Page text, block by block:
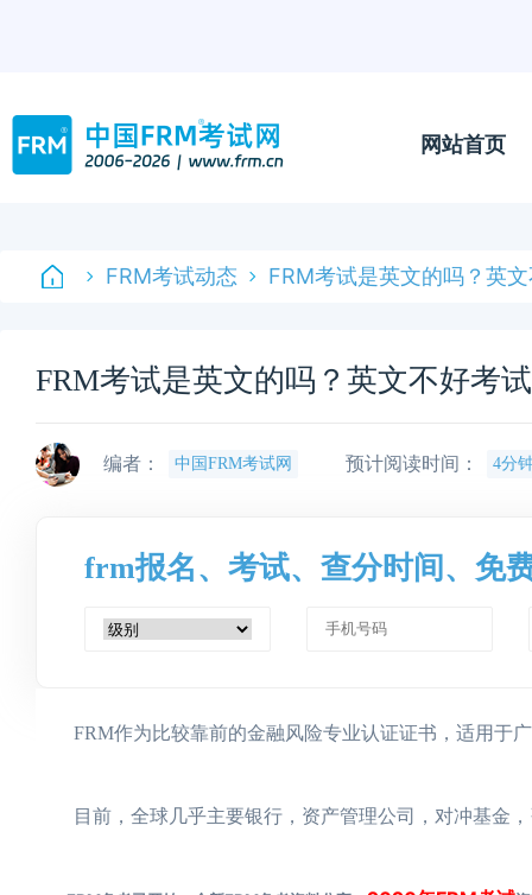
网站首页
FRM考试动态 FRM考试是英文的吗？英
FRM考试是英文的吗？英文不好考
编者： 中国FRM考试网 预计阅读时间： 4分
frm报名、考试、查分时间、免
FRM作为比较靠前的金融风险专业认证证书，适用于
目前，全球几乎主要银行，资产管理公司，对冲基金，